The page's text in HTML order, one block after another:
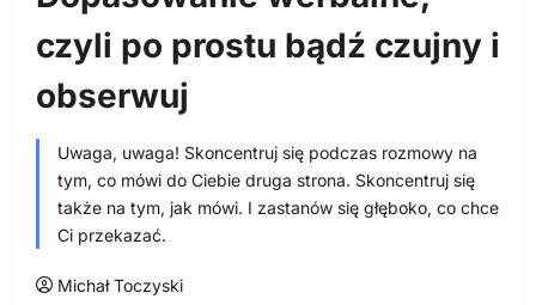
czyli po prostu bądź czujny i
obserwuj
Uwaga, uwaga! Skoncentruj się podczas rozmowy na
tym, co mówi do Ciebie druga strona. Skoncentruj się
także na tym, jak mówi. I zastanów się głęboko, co chce
Ci przekazać.
Michał Toczyski